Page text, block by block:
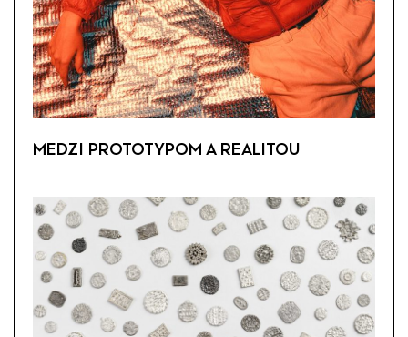
MEDZI PROTOTYPOM A REALITOU